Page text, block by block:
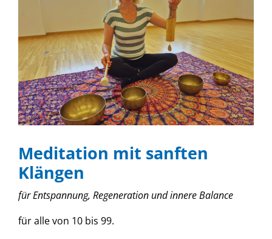
Meditation mit sanften
Klängen
für Entspannung, Regeneration und innere Balance
für alle von 10 bis 99.